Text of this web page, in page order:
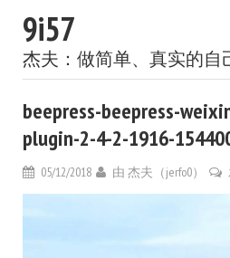
9i57
杰夫：做简单、真实的自
beepress-beepress-
plugin-2-4-2-1916-
05/12/2018 由 杰夫（jerfo0）